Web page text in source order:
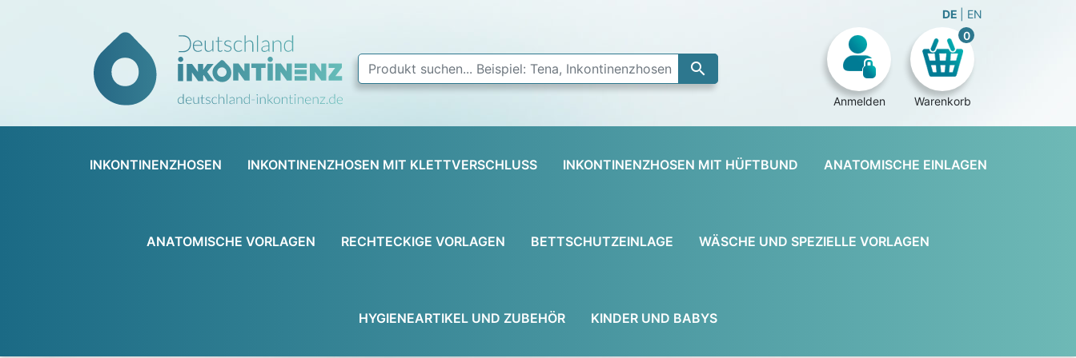
DE EN

Anmelden
0
Warenkorb
INKONTINENZHOSEN INKONTINENZHOSEN MIT KLETTVERSCHLUSS INKONTINENZHOSEN MIT HÜFTBUND ANATOMISCHE EINLAGEN
ANATOMISCHE VORLAGEN RECHTECKIGE VORLAGEN BETTSCHUTZEINLAGE WÄSCHE UND SPEZIELLE VORLAGEN
HYGIENEARTIKEL UND ZUBEHÖR KINDER UND BABYS